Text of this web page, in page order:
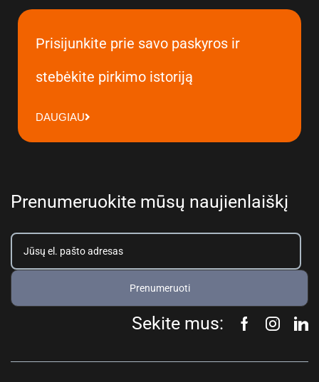
Prisijunkite prie savo paskyros ir
stebėkite pirkimo istoriją
DAUGIAU
Prenumeruokite mūsų naujienlaiškį
Prenumeruoti
Sekite mus: